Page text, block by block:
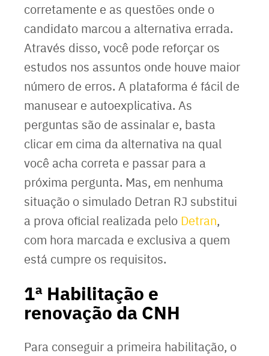
corretamente e as questões onde o
candidato marcou a alternativa errada.
Através disso, você pode reforçar os
estudos nos assuntos onde houve maior
número de erros. A plataforma é fácil de
manusear e autoexplicativa. As
perguntas são de assinalar e, basta
clicar em cima da alternativa na qual
você acha correta e passar para a
próxima pergunta. Mas, em nenhuma
situação o simulado Detran RJ substitui
a prova oficial realizada pelo Detran,
com hora marcada e exclusiva a quem
está cumpre os requisitos.
1ª Habilitação e
renovação da CNH
Para conseguir a primeira habilitação, o